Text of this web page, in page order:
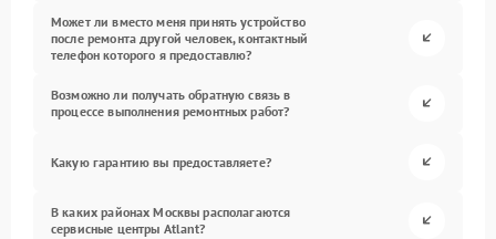
Может ли вместо меня принять устройство
после ремонта другой человек, контактный
телефон которого я предоставлю?
Возможно ли получать обратную связь в
процессе выполнения ремонтных работ?
Какую гарантию вы предоставляете?
В каких районах Москвы располагаются
сервисные центры Atlant?